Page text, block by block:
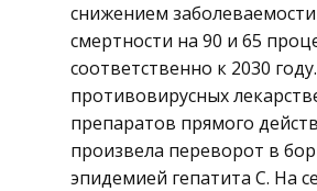
снижением
смертности на 90 и 65
соответственно к 2030
противовирусных
препаратов прямого
произвела переворот в
эпидемией гепатита С. На